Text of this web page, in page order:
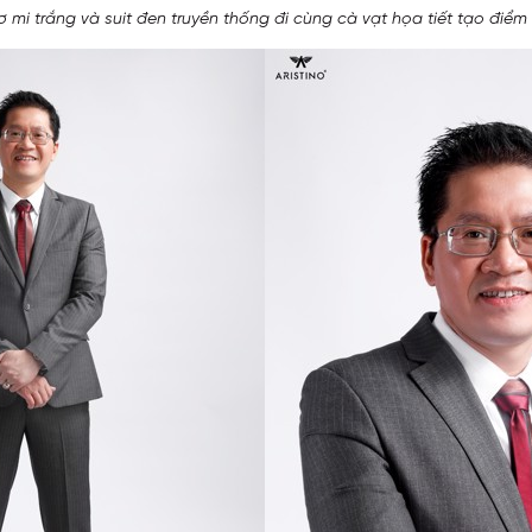
mi trắng và suit đen truyền thống đi cùng cà vạt họa tiết tạo điểm